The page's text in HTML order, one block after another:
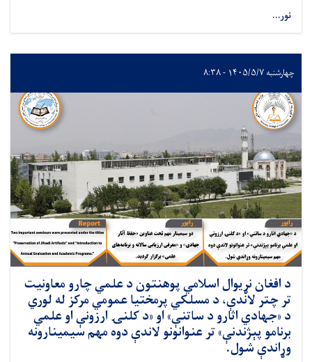
نور...
چهارشنبه ۱۴۰۵/۵/۷ - ۸:۳۸
د افغان نړیوال اسلامي پوهنتون د علمي چارو معاونیت
تر چتر لاندې، د مسلکي پرمختیا عمومي مرکز له لوري
د «جهادي اثارو د ساتنې» او «د کلنۍ ارزونې او علمي
برنامو پېژندنې» تر عنوانونو لاندې دوه مهم سیمینارونه
وړاندې شول.